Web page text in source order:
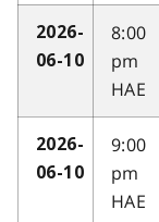
2026-
06-10
8:00
pm
HAE
2026-
06-10
9:00
pm
HAE